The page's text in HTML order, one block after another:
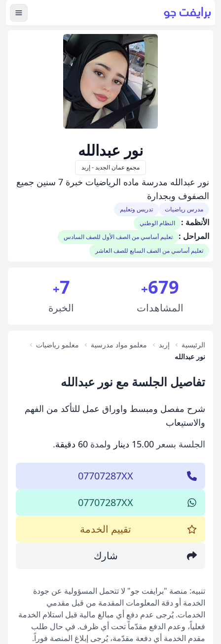
عرض
نور عبدالله
مجمع عمان الجديد - إربد
نور عبدالله مدرسة ماده الرياضيات خبرة 7 سنين جميع
الصفوف وبجدارة
مدرس رياضيات تدريس وتعليم
الأنظمة : النظام الوطني
المراحل :
تعليم أساسي من الصف الأول للصف السادس
تعليم أساسي من الصف السابع للصف العاشر
679
+
المشاهدات
7
+
الخبرة
الرئيسية إربد معلمو مواد مدرسية
معلمو رياضيات
نور عبدالله
تفاصيل الجلسة مع نور عبدالله
شرح مفصل ومبسط واوراق عمل للتأكد من الفهم
والاستيعاب
الجلسة بسعر 15.00 دينار ولمدة 60 دقيقة .
07707287XX
07707287XX
تقييم الخدمة
شارك
تنبيه: منصة "برايفت جو" لا تتحمل المسؤولية عن جودة
الخدمة أو دقة المعلومات المقدمة من قبل مقدمي
الخدمات. يُرجى عدم دفع أي مبالغ مالية قبل استلام الخدمة
فعلياً، وعدم الدفع مقدّماً تحت أي ظرف. في حال طلب
مقدم الخدمة أي دفعة مقدّمة، يُرجى إبلاغ المنصة فوراً.